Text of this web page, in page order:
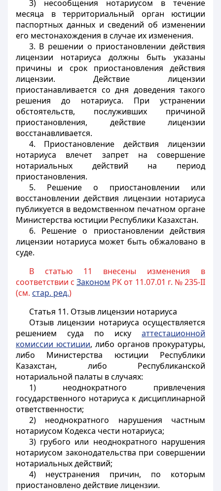
3) несообщения нотариусом в течение
месяца в территориальный орган юстиции
паспортных данных и сведений об изменении
его местонахождения в случае их изменения.
3. В решении о приостановлении действия
лицензии нотариуса должны быть указаны
причины и срок приостановления действия
лицензии. Действие лицензии
приостанавливается со дня доведения такого
решения до нотариуса. При устранении
обстоятельств, послуживших причиной
приостановления, действие лицензии
восстанавливается.
4. Приостановление действия лицензии
нотариуса влечет запрет на совершение
нотариальных действий на период
приостановления.
5. Решение о приостановлении или
восстановлении действия лицензии нотариуса
публикуется в ведомственном печатном органе
Министерства юстиции Республики Казахстан.
6. Решение о приостановлении действия
лицензии нотариуса может быть обжаловано в
суде.
В статью 11 внесены изменения в
соответствии сЗаконом РК от 11.07.01 г. № 235-II
(см. стар. ред.)
Статья 11. Отзыв лицензии нотариуса
Отзыв лицензии нотариуса осуществляется
решением суда по иску аттестационной
комиссии юстиции, либо органов прокуратуры,
либо Министерства юстиции Республики
Казахстан, либо Республиканской
нотариальной палаты в случаях:
1) неоднократного привлечения
государственного нотариуса к дисциплинарной
ответственности;
2) неоднократного нарушения частным
нотариусом Кодекса чести нотариуса;
3) грубого или неоднократного нарушения
нотариусом законодательства при совершении
нотариальных действий;
4) неустранения причин, по которым
приостановлено действие лицензии.